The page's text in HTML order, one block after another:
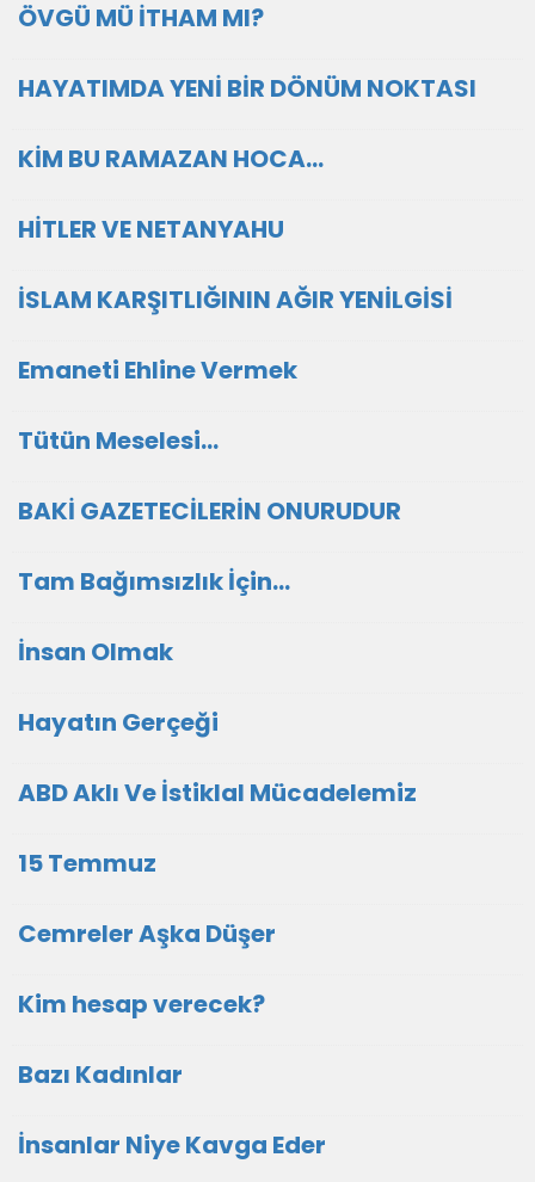
ÖVGÜ MÜ İTHAM MI?
HAYATIMDA YENİ BİR DÖNÜM NOKTASI
KİM BU RAMAZAN HOCA…
HİTLER VE NETANYAHU
İSLAM KARŞITLIĞININ AĞIR YENİLGİSİ
Emaneti Ehline Vermek
Tütün Meselesi…
BAKİ GAZETECİLERİN ONURUDUR
Tam Bağımsızlık İçin…
İnsan Olmak
Hayatın Gerçeği
ABD Aklı Ve İstiklal Mücadelemiz
15 Temmuz
Cemreler Aşka Düşer
Kim hesap verecek?
Bazı Kadınlar
İnsanlar Niye Kavga Eder